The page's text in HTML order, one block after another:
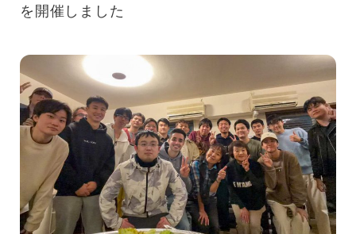
を開催しました